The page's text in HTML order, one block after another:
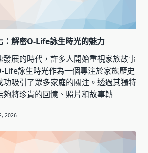
：解密O-Life詠生時光的魅力
發展的時代，許多人開始重視家族故事
Life詠生時光作為一個專注於家族歷史
功吸引了眾多家庭的關注。透過其獨特
夠將珍貴的回憶、照片和故事轉
2026